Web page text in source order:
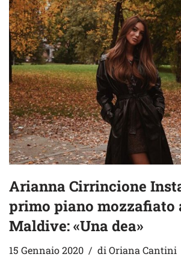
Arianna Cirrincione
primo piano mozzafiato
Maldive: «Una dea»
15 Gennaio 2020 di Oriana Cantini